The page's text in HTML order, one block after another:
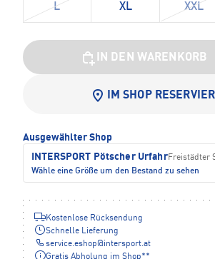
L XL XXL
IN DEN WARENKORB
IM SHOP
Ausgewählter Shop
INTERSPORT Pötscher UrfahrFreistädter
Wähle eine Größe um den Bestand zu sehen
Kostenlose Rücksendung
Schnelle Lieferung
service.eshop@intersport.at
Gratis Abholung im Shop**